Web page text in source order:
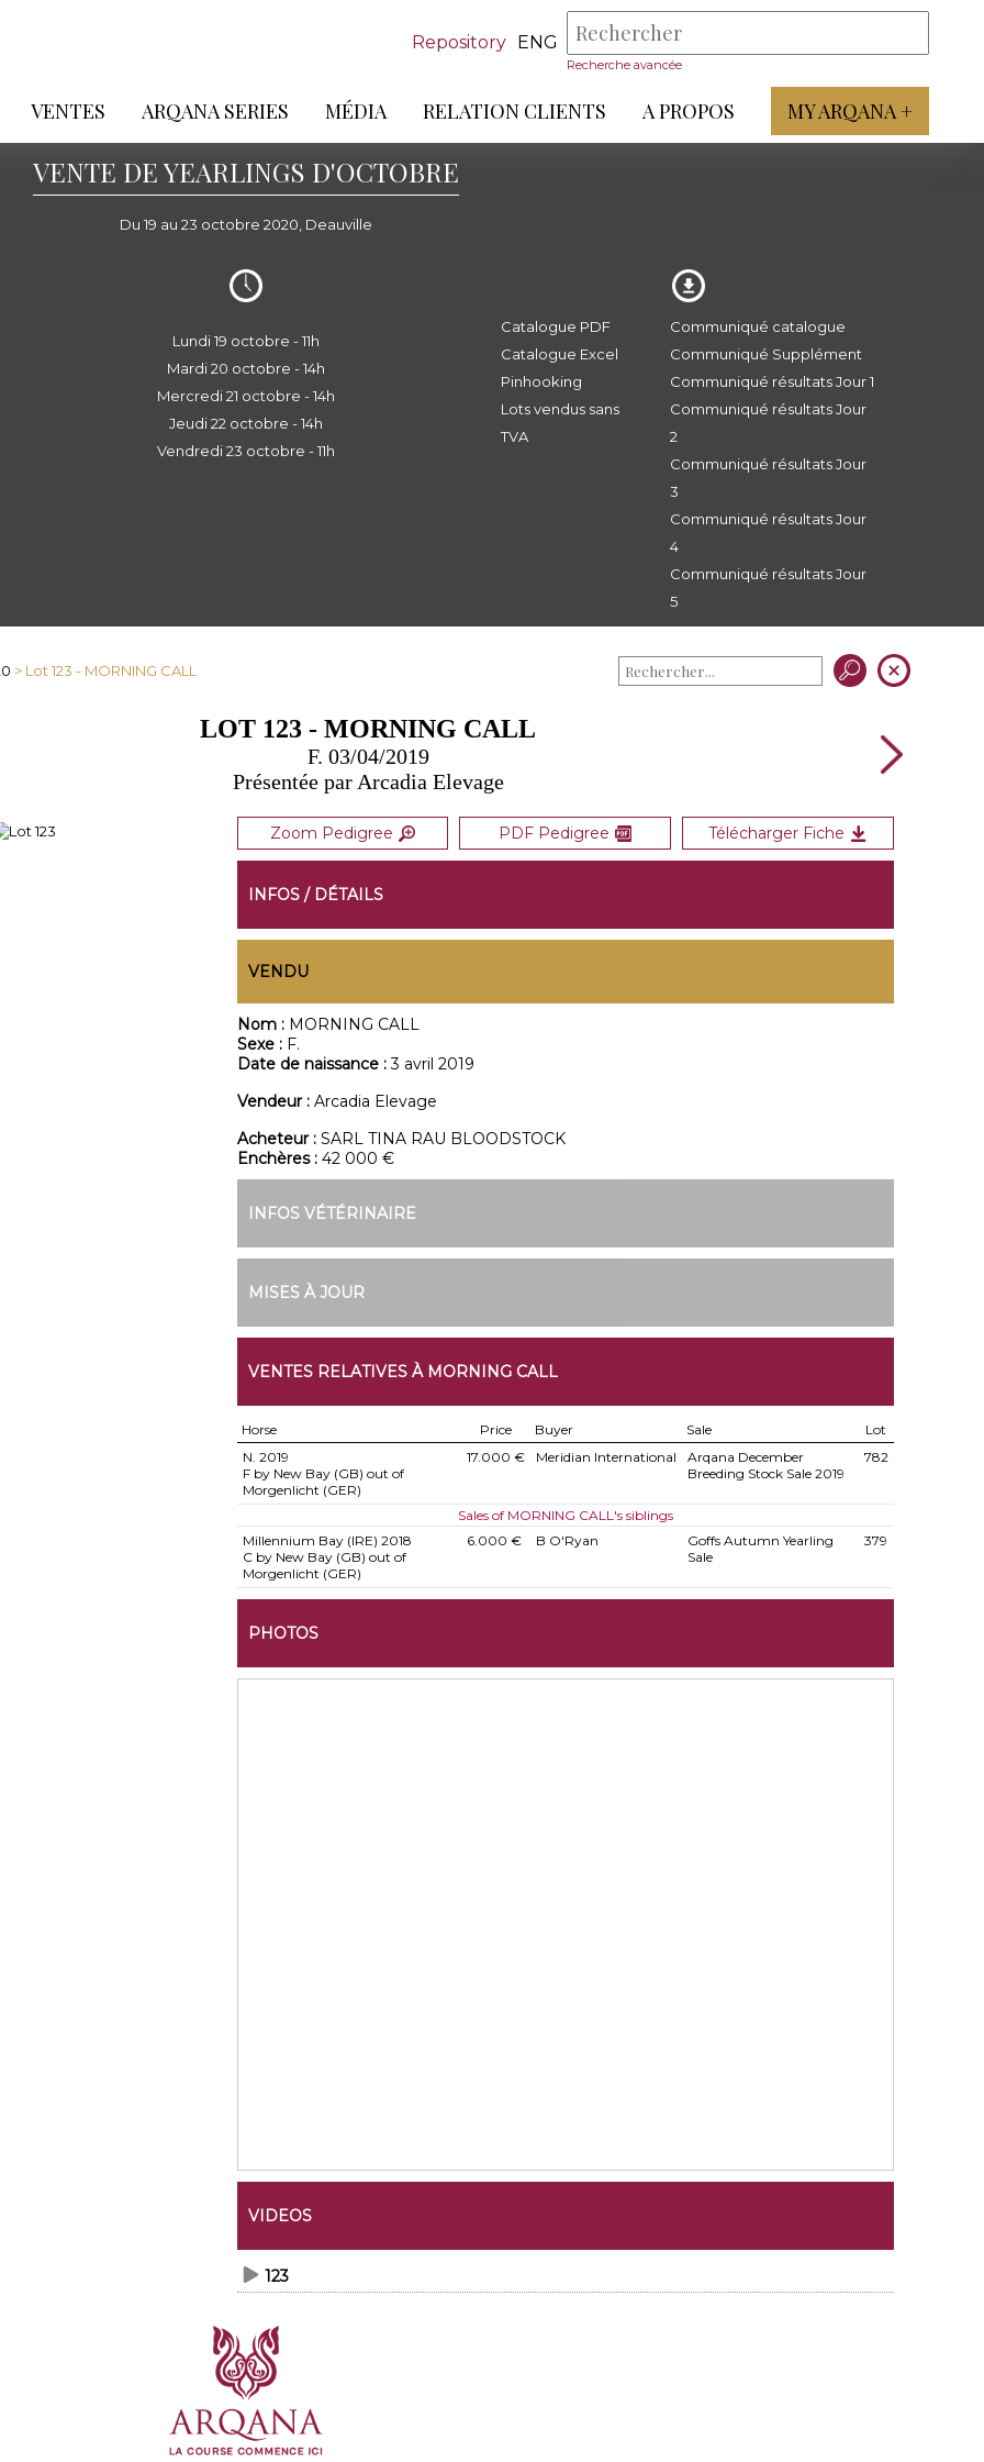
Repository ENG
Recherche avancée
VENTES ARQANA SERIES MÉDIA RELATION CLIENTS A PROPOS MY ARQANA +
VENTE DE YEARLINGS D'OCTOBRE
Du 19 au 23 octobre 2020, Deauville
Lundi 19 octobre - 11h
Mardi 20 octobre - 14h
Mercredi 21 octobre - 14h
Jeudi 22 octobre - 14h
Vendredi 23 octobre - 11h
Catalogue PDF
Catalogue Excel
Pinhooking
Lots vendus sans
TVA
Communiqué catalogue
Communiqué Supplément
Communiqué résultats Jour 1
Communiqué résultats Jour
2
Communiqué résultats Jour
3
Communiqué résultats Jour
4
Communiqué résultats Jour
5
> Lot 123 - MORNING CALL
LOT 123 - MORNING CALL
F. 03/04/2019
Présentée par Arcadia Elevage
Zoom Pedigree PDF Pedigree Télécharger Fiche
INFOS / DÉTAILS
VENDU
Nom : MORNING CALL
Sexe : F.
Date de naissance :3 avril 2019
Vendeur : Arcadia Elevage
Acheteur : SARL TINA RAU BLOODSTOCK
Enchères : 42 000 €
INFOS VÉTÉRINAIRE
MISES À JOUR
VENTES RELATIVES À MORNING CALL
Horse Price Buyer Sale
Lot
N. 2019
F by New Bay (GB) out of
Morgenlicht (GER)
17.000 € Meridian International
Arqana December
Breeding Stock Sale 2019
782
Sales of MORNING CALL's siblings
Millennium Bay (IRE) 2018
C by New Bay (GB) out of
Morgenlicht (GER)
6.000 € B O'Ryan
Goffs Autumn Yearling
Sale
379
PHOTOS
VIDEOS
123